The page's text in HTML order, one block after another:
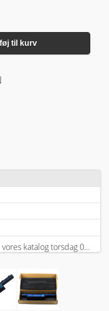
til kurv
Dette produkt blev tilføjet til vores katalog torsdag 05 februar, 2026.